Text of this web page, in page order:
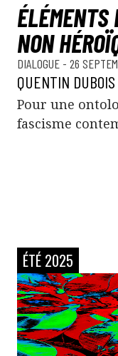
ÉLÉMENTS
NON
DIALOGUE - 26
QUENTIN DUBOIS
Pour une
fascisme
ÉTÉ 2025